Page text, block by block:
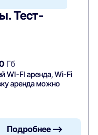
Тест-
Гб
WI-FI аренда, Wi-Fi
аренда можно
Подробнее —>